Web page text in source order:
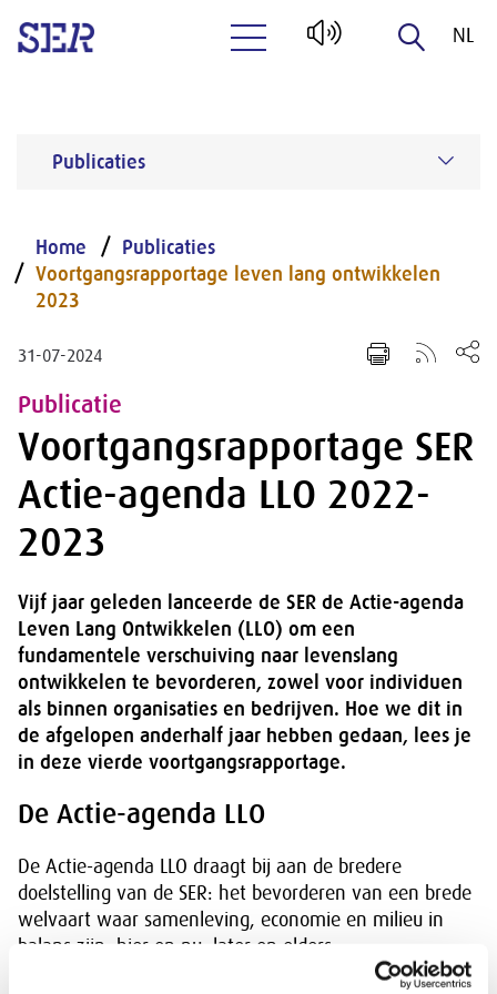
NL
Publicaties
Home
Publicaties
Voortgangsrapportage leven lang ontwikkelen
2023
31-07-2024
Publicatie
Voortgangsrapportage SER
Actie-agenda LLO 2022-
2023
Vijf jaar geleden lanceerde de SER de Actie-agenda
Leven Lang Ontwikkelen (LLO) om een
fundamentele verschuiving naar levenslang
ontwikkelen te bevorderen, zowel voor individuen
als binnen organisaties en bedrijven. Hoe we dit in
de afgelopen anderhalf jaar hebben gedaan, lees je
in deze vierde voortgangsrapportage.
De Actie-agenda LLO
De Actie-agenda LLO draagt bij aan de bredere
doelstelling van de SER: het bevorderen van een brede
welvaart waar samenleving, economie en milieu in
balans zijn, hier en nu, later en elders.